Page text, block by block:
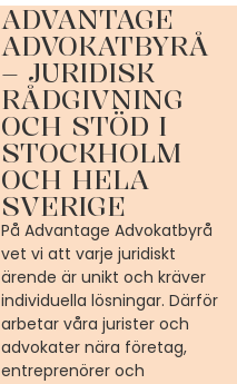
ADVANTAGE
ADVOKATBYRÅ
– JURIDISK
RÅDGIVNING
OCH STÖD I
STOCKHOLM
OCH HELA
SVERIGE
På Advantage Advokatbyrå
vet vi att varje juridiskt
ärende är unikt och kräver
individuella lösningar. Därför
arbetar våra jurister och
advokater nära företag,
entreprenörer och